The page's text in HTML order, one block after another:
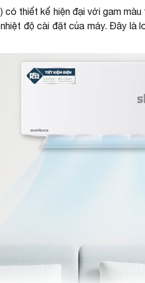
thiết kế hiện đại với gam
độ cài đặt của máy. Đây là